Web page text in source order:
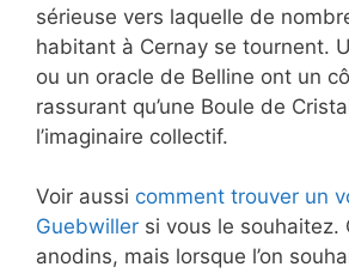
sérieuse vers laquelle de
habitant à Cernay se tournent.
ou un oracle de Belline ont un
rassurant qu’une Boule de
l’imaginaire collectif.
Voir aussi comment trouver un
Guebwiller si vous le souhaitez.
anodins, mais lorsque l’on